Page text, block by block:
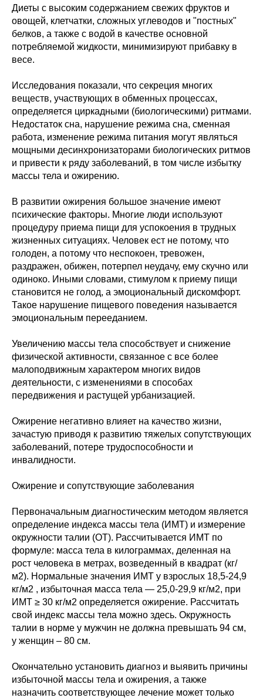
Диеты с высоким содержанием свежих фруктов и
овощей, клетчатки, сложных углеводов и "постных"
белков, а также с водой в качестве основной
потребляемой жидкости, минимизируют прибавку в
весе.
Исследования показали, что секреция многих
веществ, участвующих в обменных процессах,
определяется циркадными (биологическими) ритмами.
Недостаток сна, нарушение режима сна, сменная
работа, изменение режима питания могут являться
мощными десинхронизаторами биологических ритмов
и привести к ряду заболеваний, в том числе избытку
массы тела и ожирению.
В развитии ожирения большое значение имеют
психические факторы. Многие люди используют
процедуру приема пищи для успокоения в трудных
жизненных ситуациях. Человек ест не потому, что
голоден, а потому что неспокоен, тревожен,
раздражен, обижен, потерпел неудачу, ему скучно или
одиноко. Иными словами, стимулом к приему пищи
становится не голод, а эмоциональный дискомфорт.
Такое нарушение пищевого поведения называется
эмоциональным перееданием.
Увеличению массы тела способствует и снижение
физической активности, связанное с все более
малоподвижным характером многих видов
деятельности, с изменениями в способах
передвижения и растущей урбанизацией.
Ожирение негативно влияет на качество жизни,
зачастую приводя к развитию тяжелых сопутствующих
заболеваний, потере трудоспособности и
инвалидности.
Ожирение и сопутствующие заболевания
Первоначальным диагностическим методом является
определение индекса массы тела (ИМТ) и измерение
окружности талии (ОТ). Рассчитывается ИМТ по
формуле: масса тела в килограммах, деленная на
рост человека в метрах, возведенный в квадрат (кг/
м2). Нормальные значения ИМТ у взрослых 18,5-24,9
кг/м2 , избыточная масса тела — 25,0-29,9 кг/м2, при
ИМТ ≥ 30 кг/м2 определяется ожирение. Рассчитать
свой индекс массы тела можно здесь. Окружность
талии в норме у мужчин не должна превышать 94 см,
у женщин – 80 см.
Окончательно установить диагноз и выявить причины
избыточной массы тела и ожирения, а также
назначить соответствующее лечение может только